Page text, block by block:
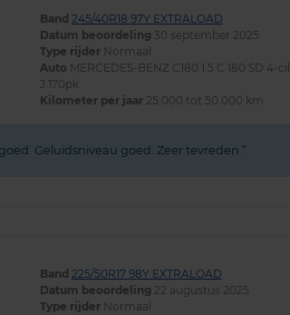
Band 245/40R18 97Y EXTRALOAD
Datum beoordeling 30 september 2025
Type rijderNormaal
Auto MERCEDES-BENZ C180 1.5 C 180 SD 4-cil.
J 170pk
Kilometer per jaar25.000 tot 50.000 km
Geluidsniveau goed. Zeer tevreden.
Band 225/50R17 98Y EXTRALOAD
Datum beoordeling 22 augustus 2025
Type rijderNormaal